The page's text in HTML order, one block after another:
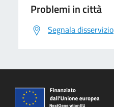
Problemi in città
Segnala disservizio